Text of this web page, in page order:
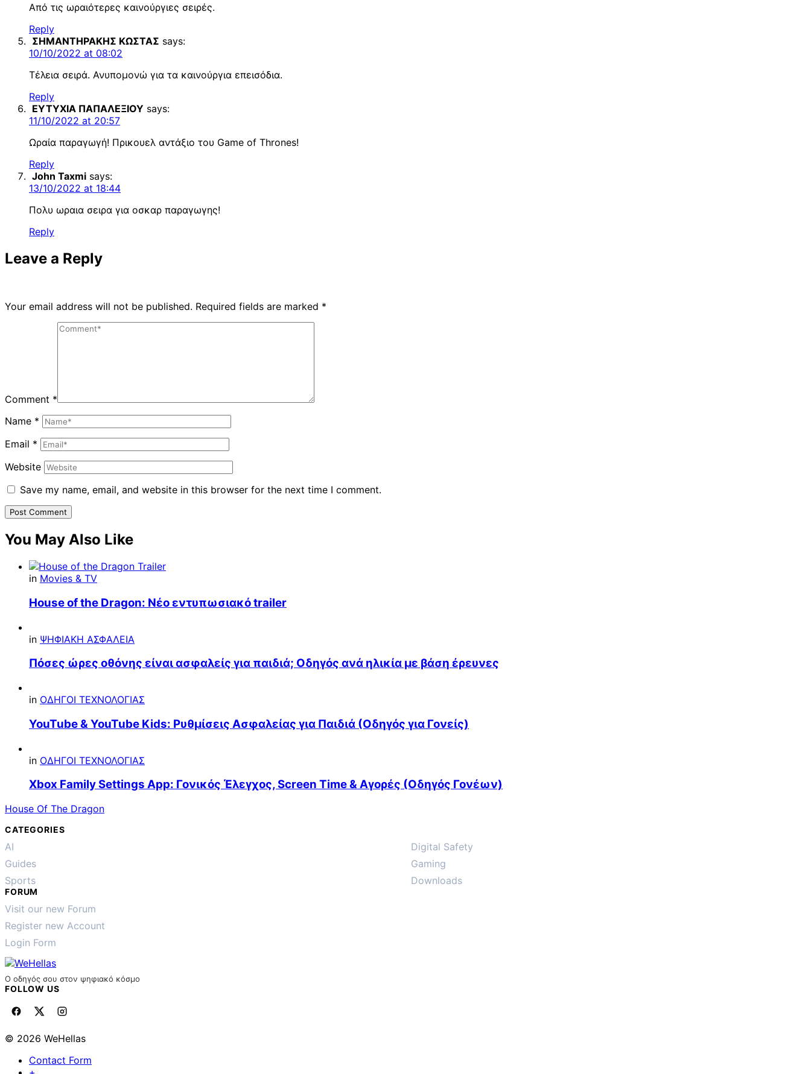
Από τις ωραιότερες καινούργιες σειρές.
Reply
ΣΗΜΑΝΤΗΡΑΚΗΣ ΚΩΣΤΑΣ says:
10/10/2022 at 08:02
Tέλεια σειρά. Ανυπομονώ για τα καινούργια επεισόδια.
Reply
ΕΥΤΥΧΙΑ ΠΑΠΑΛΕΞΙΟΥ says:
11/10/2022 at 20:57
Ωραία παραγωγή! Πρικουελ αντάξιο του Game of Thrones!
Reply
John Taxmi says:
13/10/2022 at 18:44
Πολυ ωραια σειρα για οσκαρ παραγωγης!
Reply
Leave a Reply
Your email address will not be published. Required fields are marked *
Comment *
Name *
Email *
Website
Save my name, email, and website in this browser for the next time I comment.
You May Also Like
in Movies & TV
House of the Dragon: Νέο εντυπωσιακό trailer
in ΨΗΦΙΑΚΗ ΑΣΦΑΛΕΙΑ
Πόσες ώρες οθόνης είναι ασφαλείς για παιδιά; Οδηγός ανά ηλικία με βάση έρευνες
in ΟΔΗΓΟΙ ΤΕΧΝΟΛΟΓΙΑΣ
YouTube & YouTube Kids: Ρυθμίσεις Ασφαλείας για Παιδιά (Οδηγός για Γονείς)
in ΟΔΗΓΟΙ ΤΕΧΝΟΛΟΓΙΑΣ
Xbox Family Settings App: Γονικός Έλεγχος, Screen Time & Αγορές (Οδηγός Γονέων)
House Of The Dragon
CATEGORIES
AI
Digital Safety
Guides
Gaming
Sports
Downloads
FORUM
Visit our new Forum
Register new Account
Login Form
Ο οδηγός σου στον ψηφιακό κόσμο
FOLLOW US
© 2026 WeHellas
Contact Form